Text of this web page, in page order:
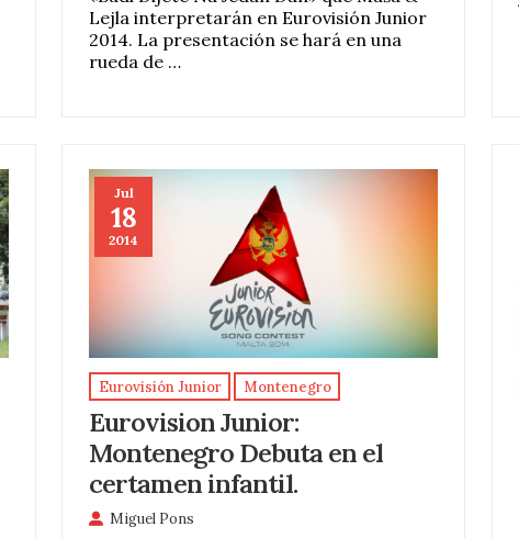
Lejla interpretarán en Eurovisión Junior
2014. La presentación se hará en una
rueda de …
Jul
18
2014
Eurovisión Junior Montenegro
Eurovision Junior:
Montenegro Debuta en el
certamen infantil.
Miguel Pons